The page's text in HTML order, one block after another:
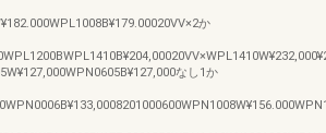
か
なし1か